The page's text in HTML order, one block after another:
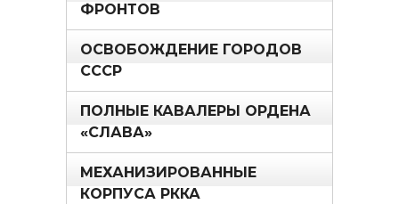
ФРОНТОВ
ОСВОБОЖДЕНИЕ ГОРОДОВ
СССР
ПОЛНЫЕ КАВАЛЕРЫ ОРДЕНА
«СЛАВА»
МЕХАНИЗИРОВАННЫЕ
КОРПУСА РККА